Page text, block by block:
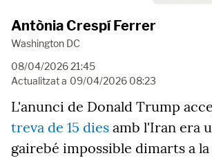
Antònia Crespí Ferrer
Washington DC
08/04/2026 21:45
Actualitzat a 09/04/2026 08:23
L'anunci de Donald Trump
treva de 15 dies amb l'Iran era
gairebé impossible dimarts a